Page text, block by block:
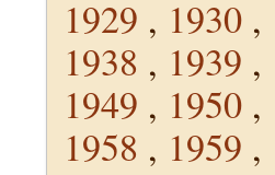
1929 , 1930 ,
1938 , 1939 ,
1949 , 1950 ,
1958 , 1959 ,